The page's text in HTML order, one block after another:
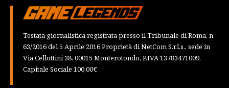
Testata giornalistica registrata presso il Tribunale di Roma, n.
63/2016 del 5 Aprile 2016 Proprietà di NetCom S.r.l.s., sede in
Via Cellottini 38, 00015 Monterotondo, P.IVA 13783471009,
Capitale Sociale 100,00€